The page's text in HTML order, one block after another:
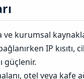
ve kurumsal
IP kısıtı,
güçlenir.
otel veya kafe